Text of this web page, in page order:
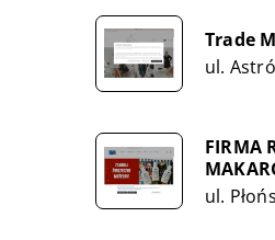
Trade
ul.
FIRMA
ul.